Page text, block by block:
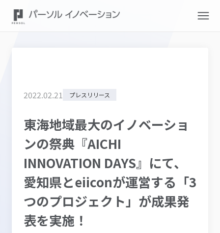
2022.02.21 プレスリリース
東海地域最大のイノベーショ
ンの祭典『AICHI
INNOVATION DAYS』にて、
愛知県とeiiconが運営する「3
つのプロジェクト」が成果発
表を実施！